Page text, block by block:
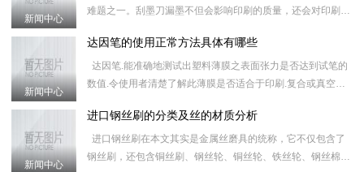
新闻中心
难题之一。刮墨刀漏墨不但会影响印刷的质量，还会对印刷器
出现
新闻中心
达因笔的使用正常方法具体有哪些
达因笔.能准确地测试出塑料薄膜之表面张力是否达到试笔的
数值.令使用者清楚了解此薄膜是否适合于印刷.复合或真空镀
新闻中心
进口钢丝刷的分类及丝的材质分析
进口钢丝刷在本文其实是金属丝磨具的统称，它不仅包含了
钢丝刷，还包含铜丝刷、钢丝轮、铜丝轮、铁丝轮、钢丝棉、